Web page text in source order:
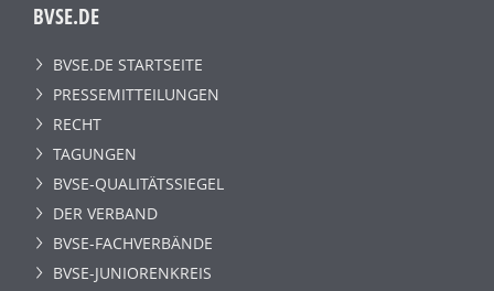
BVSE.DE
BVSE.DE STARTSEITE
PRESSEMITTEILUNGEN
RECHT
TAGUNGEN
BVSE-QUALITÄTSSIEGEL
DER VERBAND
BVSE-FACHVERBÄNDE
BVSE-JUNIORENKREIS